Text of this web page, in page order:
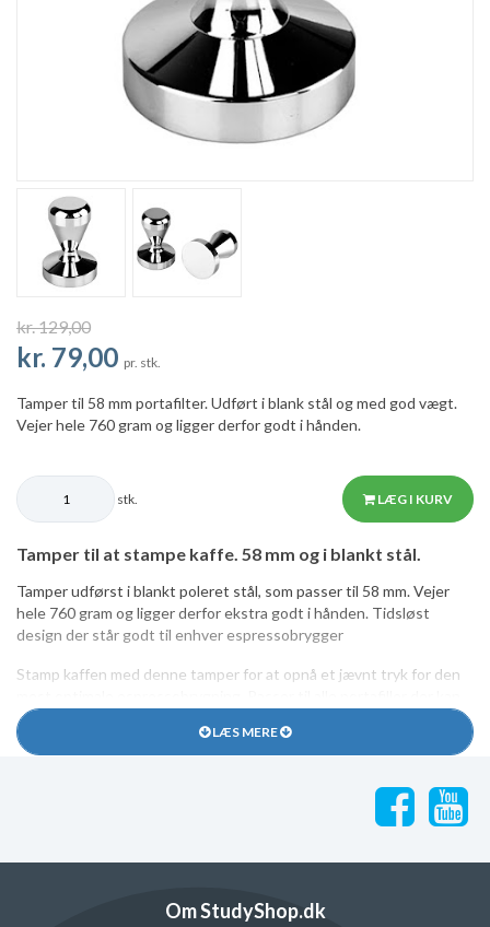
kr. 129,00
kr. 79,00 pr. stk.
Tamper til 58 mm portafilter. Udført i blank stål og med god vægt.
Vejer hele 760 gram og ligger derfor godt i hånden.
stk. LÆG I KURV
Tamper til at stampe kaffe. 58 mm og i blankt stål.
Tamper udførst i blankt poleret stål, som passer til 58 mm. Vejer
hele 760 gram og ligger derfor ekstra godt i hånden. Tidsløst
design der står godt til enhver espressobrygger
Stamp kaffen med denne tamper for at opnå et jævnt tryk for den
tage 58 mm mål.
Inden du bestiller er det en god ide at måle den indvendige
tamperen er en smule mindre end den indvendige diameter på
LÆS MERE
Om StudyShop.dk